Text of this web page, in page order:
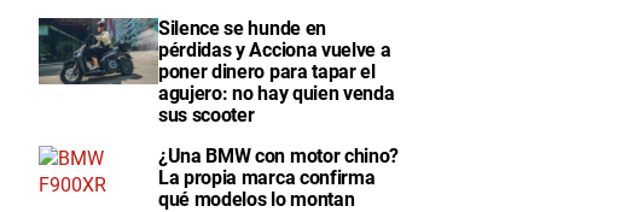
Silence se hunde en
pérdidas y Acciona vuelve a
poner dinero para tapar el
agujero: no hay quien venda
sus scooter
¿Una BMW con motor chino?
La propia marca confirma
qué modelos lo montan